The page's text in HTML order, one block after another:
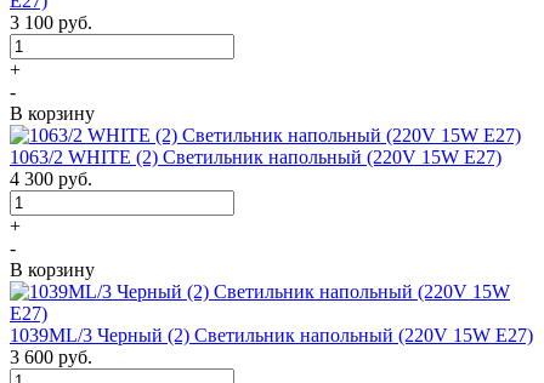
3 100 руб.
+
-
В корзину
1063/2 WHITE (2) Светильник напольный (220V 15W E27)
4 300 руб.
+
-
В корзину
1039ML/3 Черный (2) Светильник напольный (220V 15W E27)
3 600 руб.